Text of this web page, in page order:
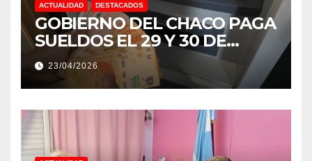
ACTUALIDAD DESTACADOS
GOBIERNO DEL CHACO PAGA
SUELDOS EL 29 Y 30 DE
ABRIL, CON EL 2% DE
AUMENTO
23/04/2026